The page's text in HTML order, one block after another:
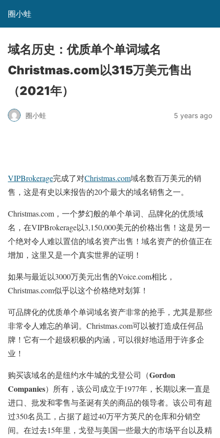
圈小蛙
域名历史：优质单个单词域名
Christmas.com以315万美元售出
（2021年）
圈小蛙 5 years ago
VIPBrokerage完成了对Christmas.com域名数百万美元的销
售，这是有史以来报告的20个最大的域名销售之一。
Christmas.com，一个梦幻般的单个单词、品牌化的优质域
名，在VIPBrokerage以3,150,000美元的价格出售！这是另一
个绝对令人难以置信的域名资产出售！域名资产的价值正在
增加，这里又是一个真实世界的证明！
如果与最近以3000万美元出售的Voice.com相比，
Christmas.com似乎以这个价格绝对划算！
可品牌化的优质单个单词域名资产非常的抢手，尤其是那些
非常令人难忘的单词。Christmas.com可以被打造成任何品
牌！它有一个超级积极的内涵，可以很好地适用于许多企
业！
购买该域名的是纽约水牛城的戈登公司（Gordon
Companies）所有，该公司成立于1977年，长期以来一直是
进口、批发和零售与圣诞有关的商品的领导者。该公司有超
过350名员工，占据了超过40万平方英尺的仓库和分销空
间。在过去15年里，戈登与美国一些最大的市场平台以及精